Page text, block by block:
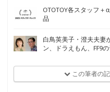
OTOTOY各スタッフ＋
品
白鳥英美子・澄夫夫妻
ン、ドラえもん、FF9
この筆者の